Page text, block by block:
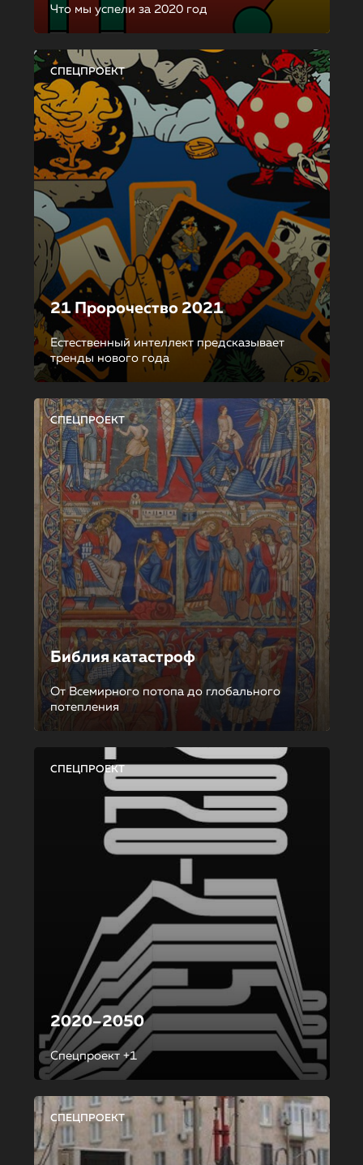
Что мы успели за 2020 год
СПЕЦПРОЕКТ
21 Пророчество 2021
Естественный интеллект предсказывает
тренды нового года
СПЕЦПРОЕКТ
Библия катастроф
От Всемирного потопа до глобального
потепления
СПЕЦПРОЕКТ
2020–2050
Спецпроект +1
СПЕЦПРОЕКТ